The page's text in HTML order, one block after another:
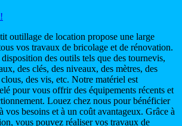
outillage de location propose une large
vos travaux de bricolage et de rénovation.
des outils tels que des tournevis,
des clés, des niveaux, des mètres, des
des vis, etc. Notre matériel est
pour vous offrir des équipements récents et
Louez chez nous pour bénéficier
vos besoins et à un coût avantageux. Grâce à
vous pouvez réaliser vos travaux de